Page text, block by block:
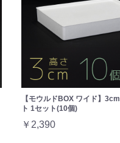
【モウルドBOX ワイド】
ト 1セット(10個)
￥2,390